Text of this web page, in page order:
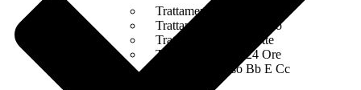
Trattamento Viso Antieta
Trattamento Viso Giorno
Trattamento Viso Notte
Trattamento Viso 24 Ore
Trattamento Viso Bb E Cc